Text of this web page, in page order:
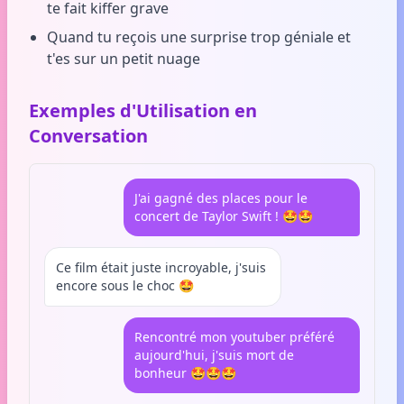
te fait kiffer grave
Quand tu reçois une surprise trop géniale et
t'es sur un petit nuage
Exemples d'Utilisation en
Conversation
J'ai gagné des places pour le
concert de Taylor Swift ! 🤩🤩
Ce film était juste incroyable, j'suis
encore sous le choc 🤩
Rencontré mon youtuber préféré
aujourd'hui, j'suis mort de
bonheur 🤩🤩🤩